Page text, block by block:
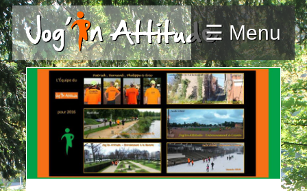
☰ Menu